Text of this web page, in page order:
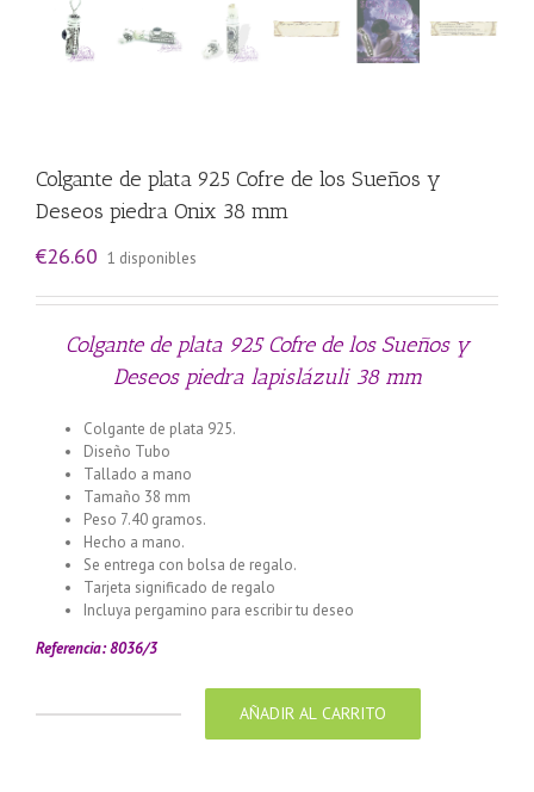
Colgante de plata 925 Cofre de los Sueños y
Deseos piedra Onix 38 mm
€26.60 1 disponibles
Colgante de plata 925 Cofre de los Sueños y
Deseos piedra lapislázuli 38 mm
Colgante de plata 925.
Diseño Tubo
Tallado a mano
Tamaño 38 mm
Peso 7.40 gramos.
Hecho a mano.
Se entrega con bolsa de regalo.
Tarjeta significado de regalo
Incluya pergamino para escribir tu deseo
Referencia: 8036/3
AÑADIR AL CARRITO